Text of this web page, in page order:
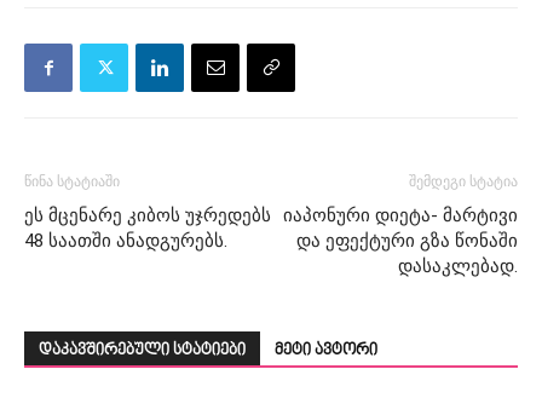
წინა სტატიაში
ეს მცენარე კიბოს უჯრედებს
48 საათში ანადგურებს.
შემდეგი სტატია
იაპონური დიეტა- მარტივი
და ეფექტური გზა წონაში
დასაკლებად.
დაკავშირებული სტატიები მეტი ავტორი